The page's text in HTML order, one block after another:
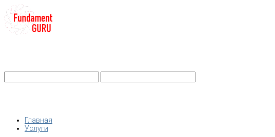
Главная
Услуги